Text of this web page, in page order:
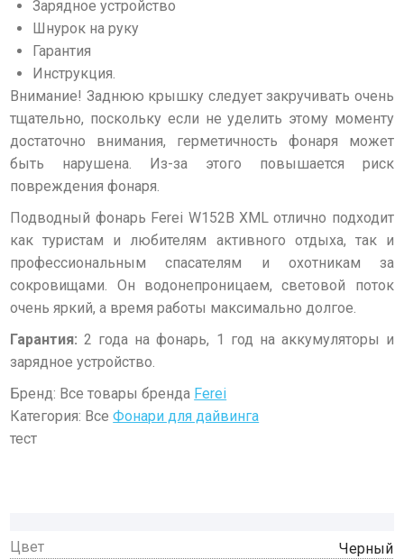
Зарядное устройство
Шнурок на руку
Гарантия
Инструкция.
Внимание! Заднюю крышку следует закручивать очень
тщательно, поскольку если не уделить этому моменту
достаточно внимания, герметичность фонаря может
быть нарушена. Из-за этого повышается риск
повреждения фонаря.
Подводный фонарь Ferei W152B XML отлично подходит
как туристам и любителям активного отдыха, так и
профессиональным спасателям и охотникам за
сокровищами. Он водонепроницаем, световой поток
очень яркий, а время работы максимально долгое.
Гарантия: 2 года на фонарь, 1 год на аккумуляторы и
зарядное устройство.
Бренд: Все товары бренда Ferei
Категория: ВсеФонари для дайвинга
тест
Цвет Черный